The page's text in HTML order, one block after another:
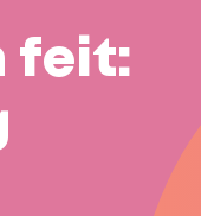
feit: